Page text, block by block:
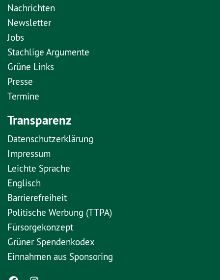
Nachrichten
Newsletter
Jobs
Stachlige Argumente
Grüne Links
Presse
Termine
Transparenz
Datenschutzerklärung
Impressum
Leichte Sprache
Englisch
Barrierefreiheit
Politische Werbung (TTPA)
Fürsorgekonzept
Grüner Spendenkodex
Einnahmen aus Sponsoring